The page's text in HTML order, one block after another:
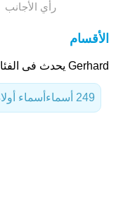
رأي الأجانب
الأقسام
Gerhard يحدث فى الفئات التالية
أسماء 249 أسماء